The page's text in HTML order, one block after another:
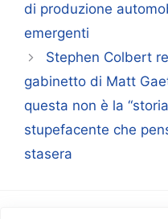
di produzione
emergenti
Stephen Colbert
gabinetto di Matt
questa non è la
stupefacente che
stasera